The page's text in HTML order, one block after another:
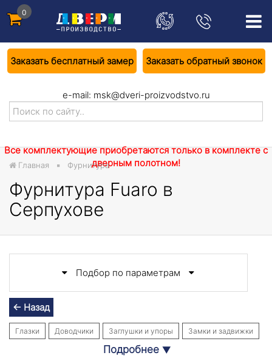
0
Заказать бесплатный замер Заказать обратный звонок
e-mail: msk@dveri-proizvodstvo.ru
Все комплектующие приобретаются только в комплекте с
дверным полотном!
Главная Фурнитура
Фурнитура Fuaro в
Серпухове
Подбор по параметрам
← Назад
Глазки Доводчики Заглушки и упоры Замки и задвижки
Ответные планки Петли
Подробнее ▼